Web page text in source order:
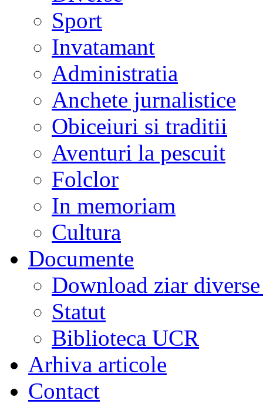
Sport
Invatamant
Administratia
Anchete jurnalistice
Obiceiuri si traditii
Aventuri la pescuit
Folclor
In memoriam
Cultura
Documente
Download ziar
Statut
Biblioteca UCR
Arhiva articole
Contact